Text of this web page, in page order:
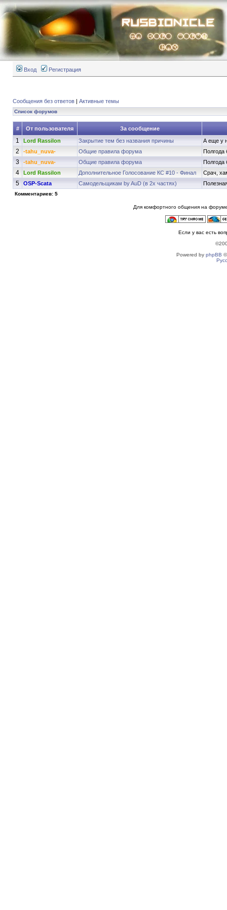
Вход Регистрация
Сообщения без ответов | Активные темы
Список форумов
# От пользователя За сообщение
1 Lord Rassilon Закрытие тем без названия причины А еще у
2 -tahu_nuva- Общие правила форума Полгода
3 -tahu_nuva- Общие правила форума Полгода
4 Lord Rassilon Дополнительное Голосование КС #10 - Финал Срач,
5 OSP-Scata Самодельщикам by AuD (в 2х частях)
Комментариев: 5
Для комфортного общения на
Если у вас есть
Powered by phpBB